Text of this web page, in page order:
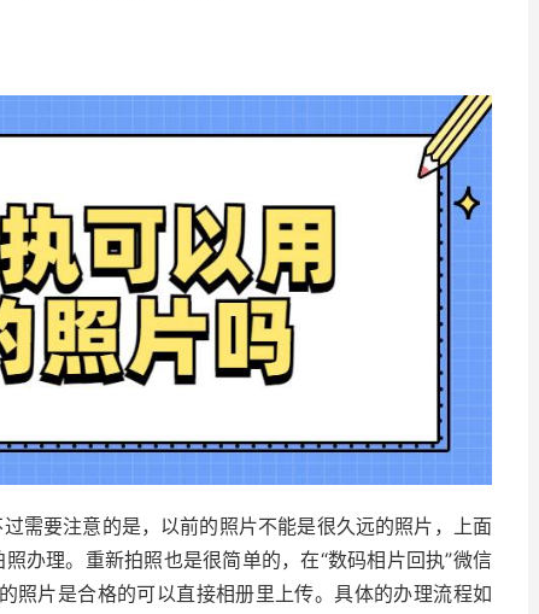
需要注意的是，以前的照片不能是很久远的照片，上面
办理。重新拍照也是很简单的，在“数码相片回执”微信
照片是合格的可以直接相册里上传。具体的办理流程如